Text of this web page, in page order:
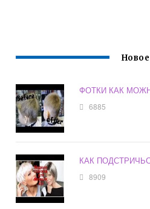
Новое
ФОТКИ КАК
6885
КАК
8909